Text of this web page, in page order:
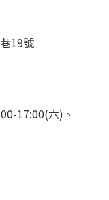
19號
17:00(六)、